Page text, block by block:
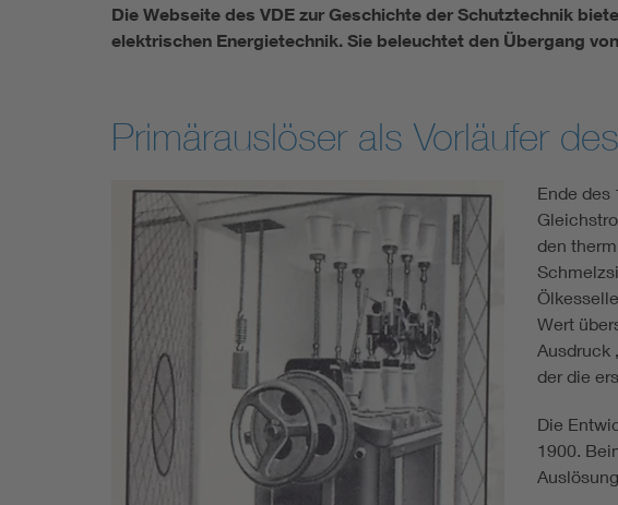
Die Webseite des VDE zur Geschichte der Schutztechnik
elektrischen Energietechnik. Sie beleuchtet den Übergang
Primärauslöser als Vorläufer
Ende des
den
Wert
Ausdruck
der die
Die
1900.